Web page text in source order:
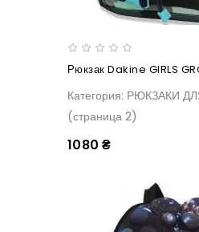
Рюкзак Dakine GIRLS
Категория: РЮКЗАКИ
(страница 2)
1080 ₴